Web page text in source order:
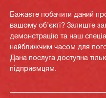
Бажаєте побачити даний
вашому об'єкті? Залиште
демонстрацію та наш
найближчим часом для
Дана послуга доступна
підприємцям.